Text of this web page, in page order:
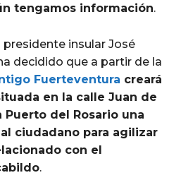
tengamos información.
presidente insular José
decidido que a partir de la
Fuerteventura creará
en la calle Juan de
Puerto del Rosario una
ciudadano para agilizar
con el
.